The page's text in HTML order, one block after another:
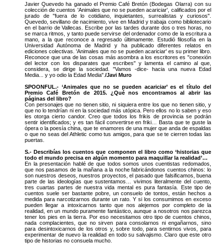
Javier Quevedo ha ganado el Premio Café Bretón (Bodegas Olarra) con su
colección de cuentos 'Animales que no se pueden acariciar', calificados por el
jurado de "fuera de lo cotidiano, inquietantes, surrealistas y curiosos".
Quevedo, sevillano de nacimiento, vive en Madrid y trabaja como bibliotecario
en el barrio de Vallecas. Escribe por las tardes durante dos o tres horas, no
se marca ritmos, y tanto puede servirse del ordenador como de la escritura a
mano, a la que reconoce a regresado últimamente. Estudió filosofía en la
Universidad Autónoma de Madrid y ha publicado diferentes relatos en
ediciones colectivas. 'Animales que no se pueden acariciar' es su primer libro.
Reconoce que una de las cosas más asombra a los escritores es "conexión
del lector con los disparates que escribes" y lamenta el camino al que,
considera, se dirige la sociedad. "Vamos -dice- hacia una nueva Edad
Media... y yo odio la Edad Media". /Javi Muro
SPOONFUL.- ‘Animales que no se pueden acariciar’ es el título del
Premio Café Bretón de 2015. ¿Qué nos encontramos al abrir las
páginas del libro?
Con personajes que no tienen sitio, ni siquiera entre los que no tienen sitio, y
que no lo tendrían ni en la sociedad más utópica. Pero ellos no lo saben y eso
les otorga cierto candor. Creo que todos los frikis de provincia se podrán
sentir identificados; y es tan fácil convertirse en friki… Basta que te guste la
ópera o la poesía china, que te enamores de una mujer que anda de espaldas
o que no seas del Athletic como tus amigos, para que se te cierren todas las
puertas.
S.- Describías los cuentos que componen el libro como ‘historias que
todo el mundo precisa en algún momento para maquillar la realidad’…
En la presentación hablé de que todos somos unos cuentistas redomados,
que nos pasamos de la mañana a la noche fabricándonos cuentos chinos: lo
son nuestros deseos, nuestros proyectos, el pasado que falsificamos, buena
parte de las ideologías que sustentamos… vivimos literalmente del cuento,
tres cuartas partes de nuestra vida mental es pura fantasía. Este tipo de
cuentos suele ser bastante pobre, un consuelo de tontos, están hechos a
medida para narcotizarnos durante un rato. Y si los consumimos en exceso
pueden llegar a intoxicarnos tanto que nos alejemos por completo de la
realidad, en un mundo puramente fantástico, aunque a nosotros nos parezca
tener los pies en la tierra. Por eso necesitamos otro tipo de cuentos chinos,
nada complacientes, que no sirven para consolarnos ni engañarnos, sino
para desintoxicarnos de los otros y, sobre todo, para sentirnos vivos, para
experimentar de nuevo la realidad en todo su salvajismo. Claro que este otro
tipo de historias no consuela mucho.